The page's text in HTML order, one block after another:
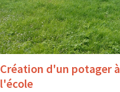
Création d'un potager à
l'école